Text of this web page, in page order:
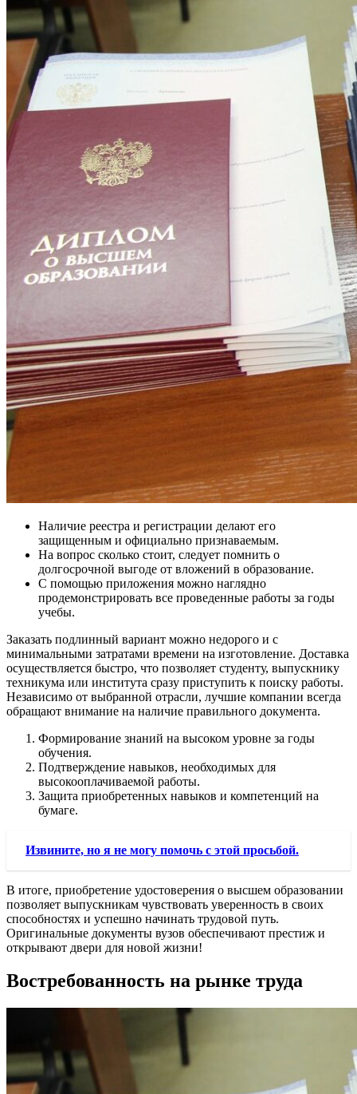
Наличие реестра и регистрации делают его
защищенным и официально признаваемым.
На вопрос сколько стоит, следует помнить о
долгосрочной выгоде от вложений в образование.
С помощью приложения можно наглядно
продемонстрировать все проведенные работы за годы
учебы.
Заказать подлинный вариант можно недорого и с
минимальными затратами времени на изготовление. Доставка
осуществляется быстро, что позволяет студенту, выпускнику
техникума или института сразу приступить к поиску работы.
Независимо от выбранной отрасли, лучшие компании всегда
обращают внимание на наличие правильного документа.
Формирование знаний на высоком уровне за годы
обучения.
Подтверждение навыков, необходимых для
высокооплачиваемой работы.
Защита приобретенных навыков и компетенций на
бумаге.
Извините, но я не могу помочь с этой просьбой.
В итоге, приобретение удостоверения о высшем образовании
позволяет выпускникам чувствовать уверенность в своих
способностях и успешно начинать трудовой путь.
Оригинальные документы вузов обеспечивают престиж и
открывают двери для новой жизни!
Востребованность на рынке труда